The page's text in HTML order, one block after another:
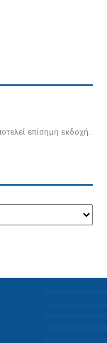
επίσημη εκδοχή.